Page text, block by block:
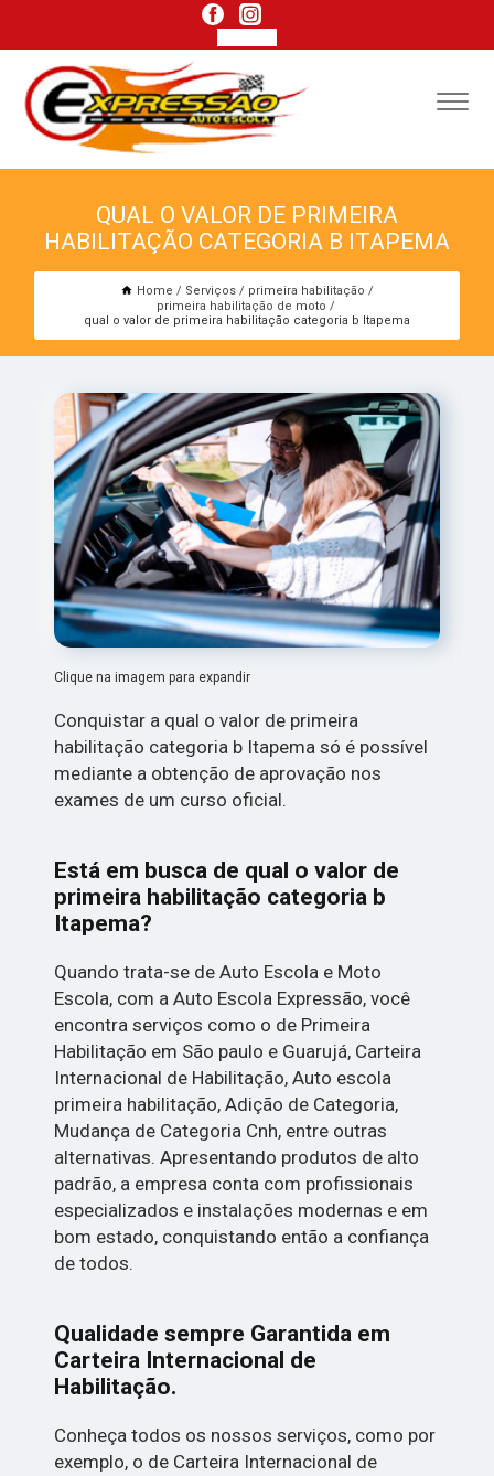
QUAL O VALOR DE PRIMEIRA
HABILITAÇÃO CATEGORIA B ITAPEMA
Home Serviços
primeira habilitação
primeira habilitação de moto
qual o valor de primeira habilitação categoria b Itapema
Clique na imagem para expandir
Conquistar a qual o valor de primeira
habilitação categoria b Itapema só é possível
mediante a obtenção de aprovação nos
exames de um curso oficial.
Está em busca de qual o valor de
primeira habilitação categoria b
Itapema?
Quando trata-se de Auto Escola e Moto
Escola, com a Auto Escola Expressão, você
encontra serviços como o de Primeira
Habilitação em São paulo e Guarujá, Carteira
Internacional de Habilitação, Auto escola
primeira habilitação, Adição de Categoria,
Mudança de Categoria Cnh, entre outras
alternativas. Apresentando produtos de alto
padrão, a empresa conta com profissionais
especializados e instalações modernas e em
bom estado, conquistando então a confiança
de todos.
Qualidade sempre Garantida em
Carteira Internacional de
Habilitação.
Conheça todos os nossos serviços, como por
exemplo, o de Carteira Internacional de